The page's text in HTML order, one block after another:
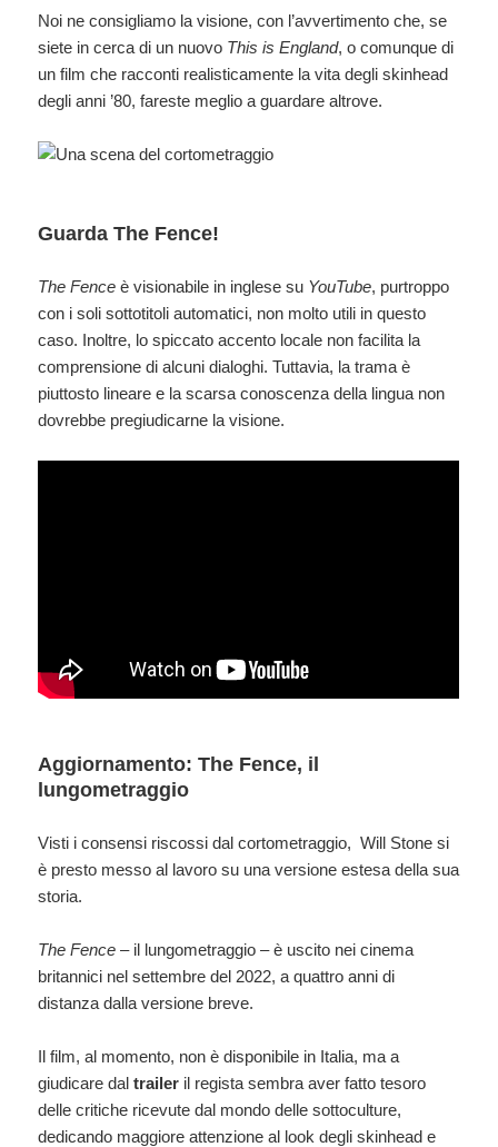
Noi ne consigliamo la visione, con l’avvertimento che, se
siete in cerca di un nuovo This is England, o comunque di
un film che racconti realisticamente la vita degli skinhead
degli anni ’80, fareste meglio a guardare altrove.
Guarda The Fence!
The Fence è visionabile in inglese su YouTube, purtroppo
con i soli sottotitoli automatici, non molto utili in questo
caso. Inoltre, lo spiccato accento locale non facilita la
comprensione di alcuni dialoghi. Tuttavia, la trama è
piuttosto lineare e la scarsa conoscenza della lingua non
dovrebbe pregiudicarne la visione.
Aggiornamento: The Fence, il
lungometraggio
Visti i consensi riscossi dal cortometraggio, Will Stone si
è presto messo al lavoro su una versione estesa della sua
storia.
The Fence – il lungometraggio – è uscito nei cinema
britannici nel settembre del 2022, a quattro anni di
distanza dalla versione breve.
Il film, al momento, non è disponibile in Italia, ma a
giudicare daltrailer il regista sembra aver fatto tesoro
delle critiche ricevute dal mondo delle sottoculture,
dedicando maggiore attenzione al look degli skinhead e